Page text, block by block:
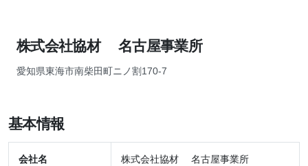
株式会社協材 名古屋事業所
愛知県東海市南柴田町ニノ割170-7
基本情報
会社名 株式会社協材 名古屋事業所